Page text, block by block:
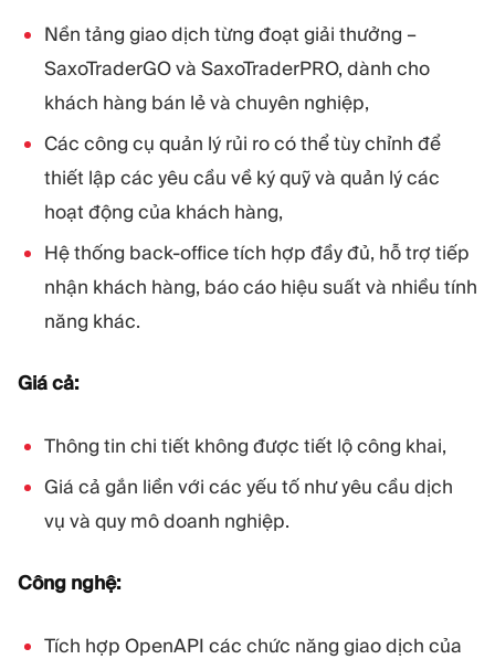
Nền tảng giao dịch từng đoạt giải thưởng –
SaxoTraderGO và SaxoTraderPRO, dành cho
khách hàng bán lẻ và chuyên nghiệp,
Các công cụ quản lý rủi ro có thể tùy chỉnh để
thiết lập các yêu cầu về ký quỹ và quản lý các
hoạt động của khách hàng,
Hệ thống back-office tích hợp đầy đủ, hỗ trợ tiếp
nhận khách hàng, báo cáo hiệu suất và nhiều tính
năng khác.
Giá cả:
Thông tin chi tiết không được tiết lộ công khai,
Giá cả gắn liền với các yếu tố như yêu cầu dịch
vụ và quy mô doanh nghiệp.
Công nghệ:
Tích hợp OpenAPI các chức năng giao dịch của